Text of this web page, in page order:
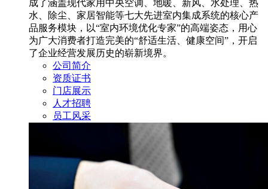
成了涵盖现代家用中央空调、地暖、新风、水处理、热
水、除尘、家居智能等七大先进室内集成系统的核心产
品服务模块，以“室内环境优化专家”的高端姿态，用心
为广大消费者打造完美的“舒适生活、健康空间”，开启
了企业经营发展历史的崭新境界。
公司简介
资质证书
门店展示
人才招聘
员工风采